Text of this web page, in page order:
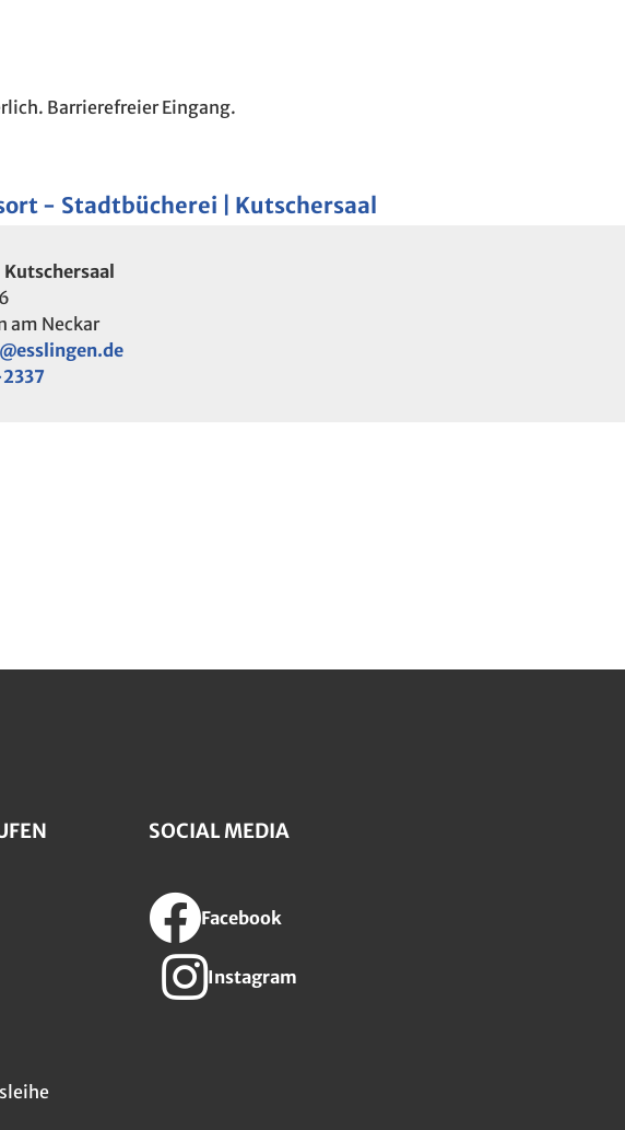
Barrierefreier Eingang.
Stadtbücherei | Kutschersaal
am Neckar
37
SOCIAL MEDIA
Facebook
Instagram